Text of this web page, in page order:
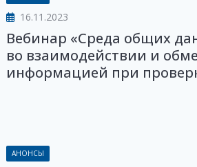
16.11.2023
Вебинар «Среда общих
во взаимодействии и
информацией при
АНОНСЫ